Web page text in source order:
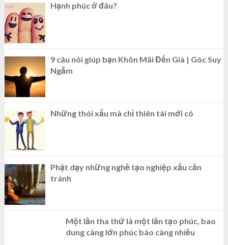
Hạnh phúc ở đâu?
9 câu nói giúp bạn Khôn Mãi Đến Già | Góc Suy
Ngẫm
Những thói xấu mà chỉ thiên tài mới có
Phật dạy những nghề tạo nghiệp xấu cần
tránh
Một lần tha thứ là một lần tạo phúc, bao
dung càng lớn phúc báo càng nhiều